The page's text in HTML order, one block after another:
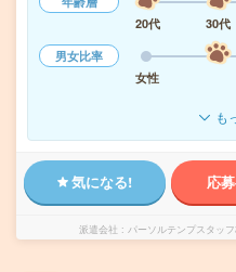
20代
30代
男女比率
女性
も
気になる! 応
派遣会社 パーソルテンプスタッ